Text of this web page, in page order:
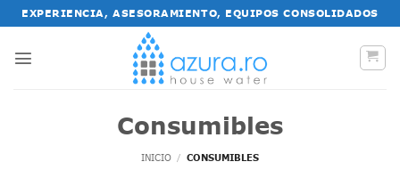
Saltar
al
contenido
EXPERIENCIA, ASESORAMIENTO, EQUIPOS CONSOLIDADOS
Consumibles
INICIO / CONSUMIBLES